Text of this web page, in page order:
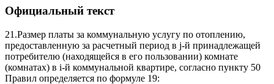
Официальный текст
21.Размер платы за коммунальную услугу по отоплению,
предоставленную за расчетный период в j-й принадлежащей
потребителю (находящейся в его пользовании) комнате
(комнатах) в i-й коммунальной квартире, согласно пункту 50
Правил определяется по формуле 19: